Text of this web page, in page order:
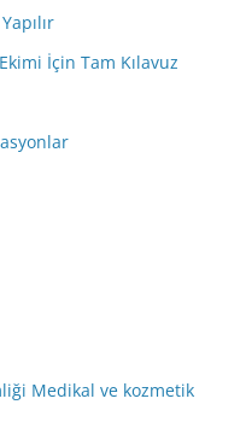
İçin Tam Kılavuz
Medikal ve kozmetik